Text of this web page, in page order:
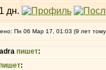
Пн 06 Мар 17, 01:03 (9 лет
пишет:
: